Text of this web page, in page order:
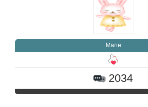
Marie
2034